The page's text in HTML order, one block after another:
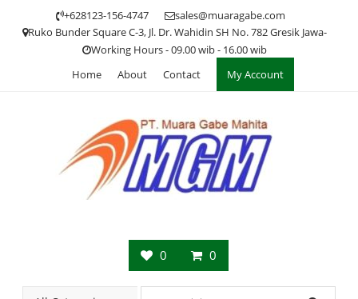
+628123-156-4747
sales@muaragabe.com
Ruko Bunder Square C-3, Jl. Dr. Wahidin SH No. 782 Gresik Jawa-
Working Hours - 09.00 wib - 16.00 wib
Home
About Contact My Account
0 0